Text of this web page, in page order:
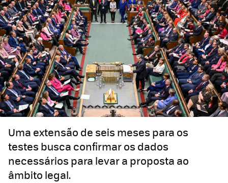
Uma extensão de seis meses para os
testes busca confirmar os dados
necessários para levar a proposta ao
âmbito legal.